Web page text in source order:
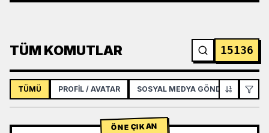
TÜM KOMUTLAR 15136
TÜMÜ PROFIL / AVATAR SOSYAL MEDYA GÖNDERISI
ÖNE ÇIKAN